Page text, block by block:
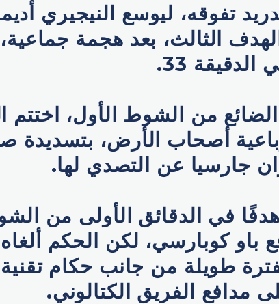
تفوقه، ليوسع النيجيري
الثالث، بعد هجمة
33.
من الشوط الأول، اختتم
أصحاب الأرض، بتسديدة
جارسيا عن التصدي لها.
في الدقائق الأولى من
باو كوبارسي، لكن الحكم
طويلة من جانب حكام تقنية
مدافع الفريق الكتالوني.